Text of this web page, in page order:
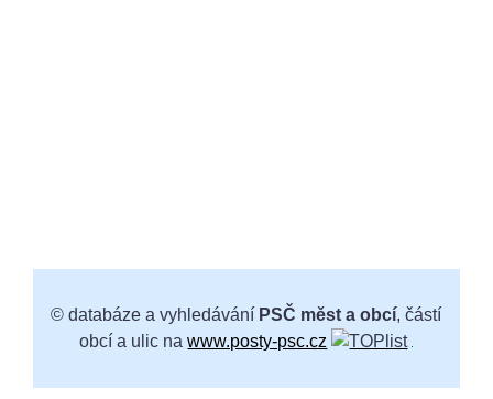
© databáze a vyhledávání PSČ měst a obcí, částí
obcí a ulic nawww.posty-psc.cz